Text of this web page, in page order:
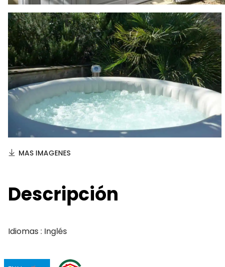
MAS IMAGENES
Descripción
Idiomas : Inglés